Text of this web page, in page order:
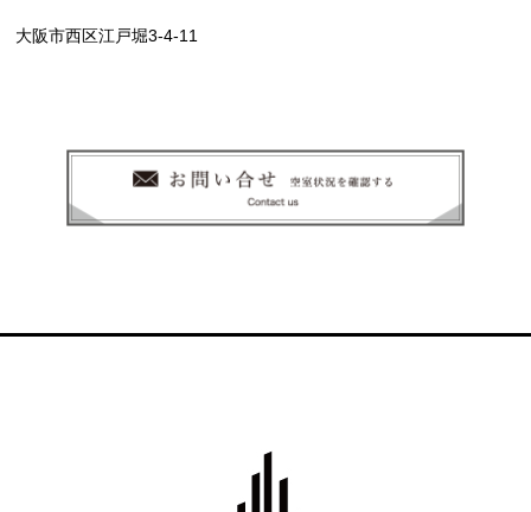
大阪市西区江戸堀3-4-11